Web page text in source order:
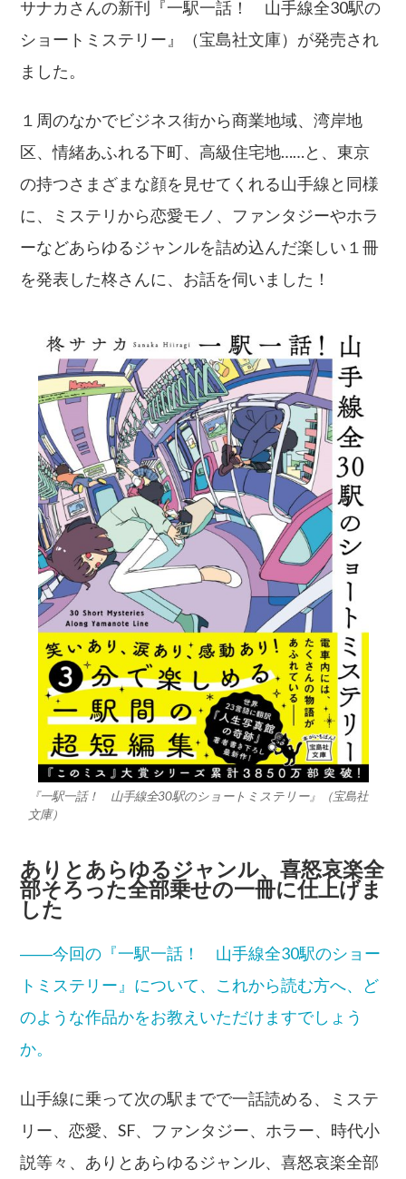
サナカさんの新刊『一駅一話！ 山手線全30駅の
ショートミステリー』（宝島社文庫）が発売され
ました。
１周のなかでビジネス街から商業地域、湾岸地
区、情緒あふれる下町、高級住宅地……と、東京
の持つさまざまな顔を見せてくれる山手線と同様
に、ミステリから恋愛モノ、ファンタジーやホラ
ーなどあらゆるジャンルを詰め込んだ楽しい１冊
を発表した柊さんに、お話を伺いました！
『一駅一話！ 山手線全30駅のショートミステリー』（宝島社
文庫）
ありとあらゆるジャンル、喜怒哀楽全
部そろった全部乗せの一冊に仕上げま
した
――今回の『一駅一話！ 山手線全30駅のショー
トミステリー』について、これから読む方へ、ど
のような作品かをお教えいただけますでしょう
か。
山手線に乗って次の駅までで一話読める、ミステ
リー、恋愛、SF、ファンタジー、ホラー、時代小
説等々、ありとあらゆるジャンル、喜怒哀楽全部